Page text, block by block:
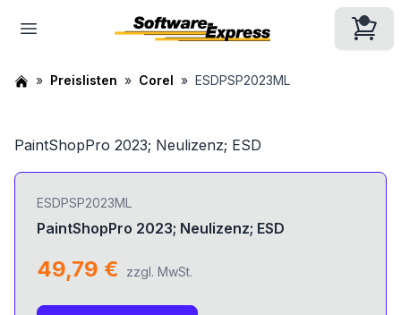
Preislisten Corel ESDPSP2023ML
PaintShopPro 2023; Neulizenz; ESD
ESDPSP2023ML
PaintShopPro 2023; Neulizenz; ESD
49,79 € zzgl. MwSt.